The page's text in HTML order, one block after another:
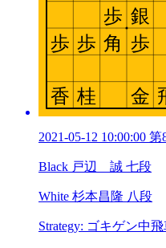
2021-05-12 10:00:00
Black 戸辺 誠 七段
White 杉本昌隆 八段
Strategy: ゴキゲン中